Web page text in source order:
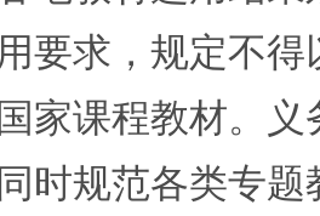
要求，规定不
家课程教材。
时规范各类专